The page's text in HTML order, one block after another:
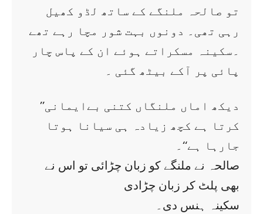
تو صالحہ ملنگے کے ساتھ لڈو کھیل
رہی تھی۔ دونوں بہت شور مچا رہے تھے
۔سکینہ مسکراتے ہوئے ان کے پاس چار
پائی پر آکے بیٹھ گئی ۔
’’دیکھ اماں ملنگاں کتنی بےایمانی
کرتا ہے کچھ زیادہ ہی سیانا ہوتا
جارہا ہے‘‘۔
صالحہ نے ملنگے کو زبان چڑائی تو اس نے
بھی پلٹ کر زبان چڑادی
سکینہ ہنس دی۔